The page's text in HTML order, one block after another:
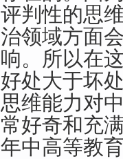
评判性的思
治领域方面
响。所以在
好处大于坏
思维能力对
常好奇和充
年中高等教